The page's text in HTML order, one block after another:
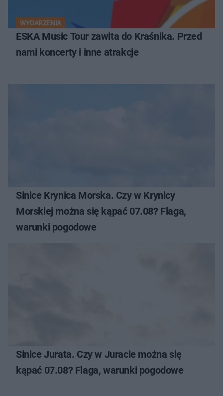
WYDARZENIA
ESKA Music Tour zawita do Kraśnika. Przed
nami koncerty i inne atrakcje
Sinice Krynica Morska. Czy w Krynicy
Morskiej można się kąpać 07.08? Flaga,
warunki pogodowe
Sinice Jurata. Czy w Juracie można się
kąpać 07.08? Flaga, warunki pogodowe